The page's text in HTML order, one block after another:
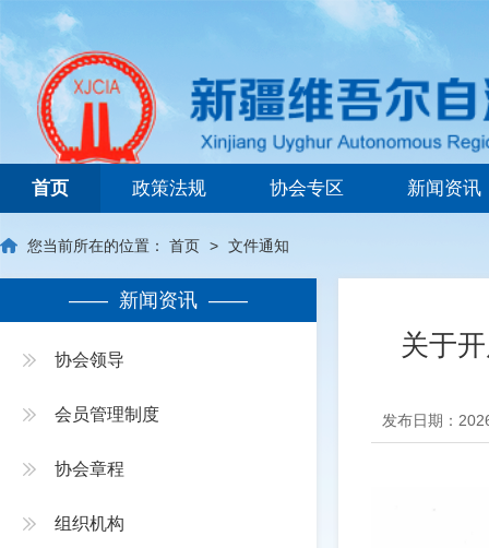
新疆维吾尔自治区建筑业协会
首页 政策法规 协会专区 新闻资讯
您当前所在的位置： 首页 > 文件通知
—— 新闻资讯 ——
协会领导
会员管理制度
协会章程
组织机构
关于
发布日期：